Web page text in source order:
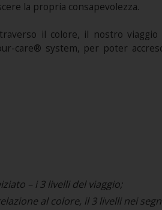
la propria consapevolezza.
il colore, il nostro
care® system, per poter
– i 3 livelli del viaggio;
al colore, il 3 livelli nei